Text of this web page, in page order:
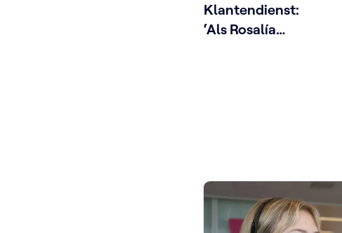
Klantendienst:
‘Als Rosalía